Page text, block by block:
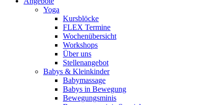
Yoga
Kursblöcke
FLEX Termine
Wochenübersicht
Workshops
Über uns
Stellenangebot
Babys & Kleinkinder
Babymassage
Babys in Bewegung
Bewegungsminis